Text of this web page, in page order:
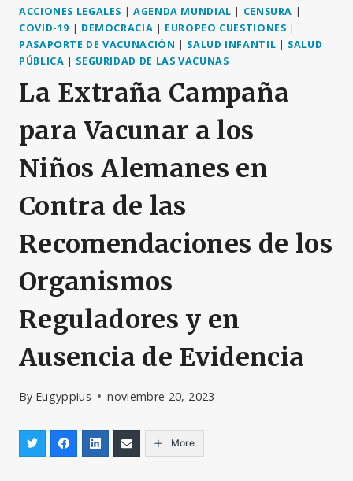
ACCIONES LEGALES | AGENDA MUNDIAL | CENSURA |
COVID-19 | DEMOCRACIA | EUROPEO CUESTIONES |
PASAPORTE DE VACUNACIÓN | SALUD INFANTIL | SALUD
PÚBLICA | SEGURIDAD DE LAS VACUNAS
La Extraña Campaña
para Vacunar a los
Niños Alemanes en
Contra de las
Recomendaciones de los
Organismos
Reguladores y en
Ausencia de Evidencia
By Eugyppius noviembre 20, 2023
More